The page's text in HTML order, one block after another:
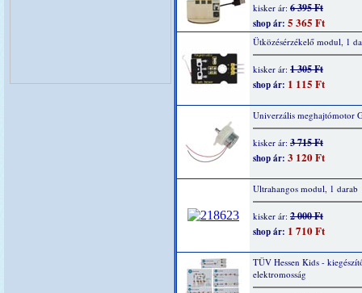
kisker ár: 6 395 Ft
shop ár: 5 365 Ft
Ütközésérzékelő modul, 1
kisker ár: 1 305 Ft
shop ár: 1 115 Ft
Univerzális meghajtómotor
kisker ár: 3 715 Ft
shop ár: 3 120 Ft
Ultrahangos modul, 1 darab
kisker ár: 2 000 Ft
shop ár: 1 710 Ft
TÜV Hessen Kids -
elektromosság